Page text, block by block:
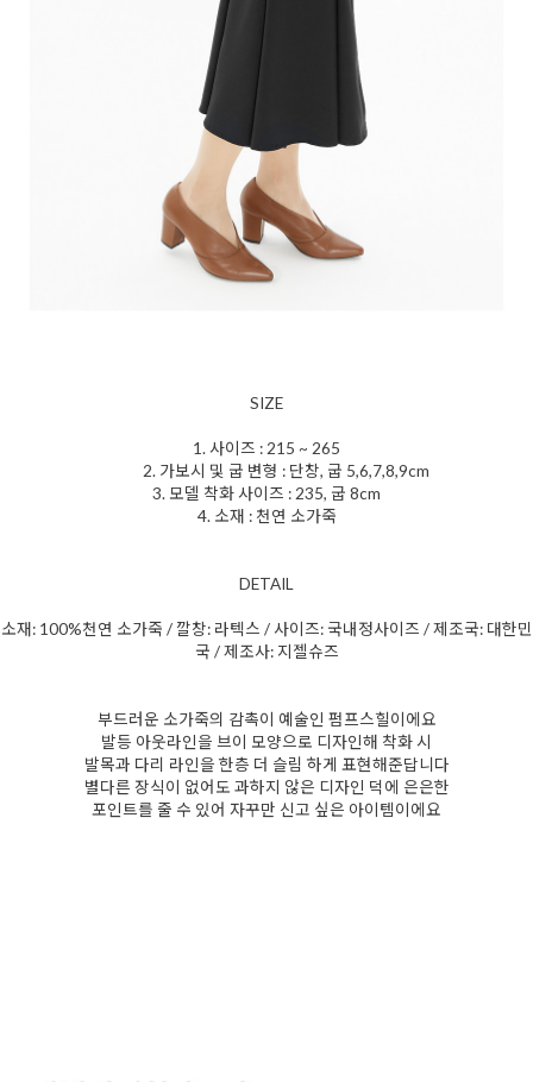
SIZE
1. 사이즈 : 215 ~ 265
2. 가보시 및 굽 변형 : 단창, 굽 5,6,7,8,9cm
3. 모델 착화 사이즈 : 235, 굽 8cm
4. 소재 : 천연 소가죽
DETAIL
소재: 100%천연 소가죽 / 깔창: 라텍스 / 사이즈: 국내정사이즈 / 제조국: 대한민
국 / 제조사: 지젤슈즈
부드러운 소가죽의 감촉이 예술인 펌프스힐이에요
발등 아웃라인을 브이 모양으로 디자인해 착화 시
발목과 다리 라인을 한층 더 슬림 하게 표현해준답니다
별다른 장식이 없어도 과하지 않은 디자인 덕에 은은한
포인트를 줄 수 있어 자꾸만 신고 싶은 아이템이에요